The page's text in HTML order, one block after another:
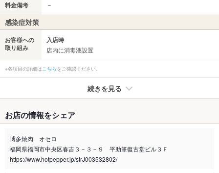
料金備考 －
感染症対策
お客様への
取り組み
入店時
店内に消毒液設置
※各項目の詳細はこちらをご確認ください。
続きを見る
禁煙・喫煙
全席禁煙
喫煙専用室 なし
お店の情報をシェア
博多焼肉 オセロ
福岡県福岡市中央区春吉３－３－９ 平助筆復古堂ビル３Ｆ
https://www.hotpepper.jp/strJ003532802/